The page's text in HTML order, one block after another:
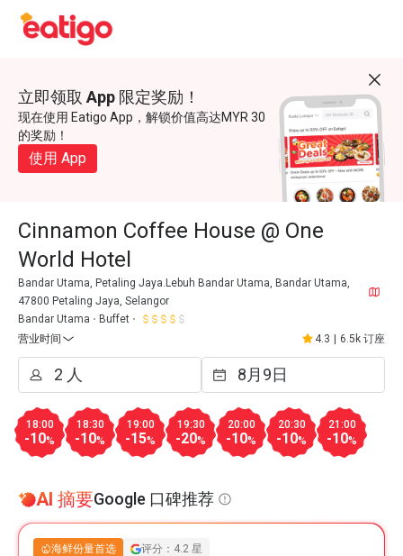
立即领取 App 限定奖励！
现在使用 Eatigo App，解锁价值高达MYR 30
的奖励！
使用 App
Cinnamon Coffee House @ One
World Hotel
Bandar Utama, Petaling Jaya.Lebuh Bandar Utama, Bandar Utama,
47800 Petaling Jaya, Selangor
Bandar Utama
Buffet
营业时间
4.3 6.5k 订座
18:00
-10%
18:30
-10%
19:00
-15%
19:30
-20%
20:00
-10%
20:30
-10%
21:00
-10%
AI 摘要Google 口碑推荐
海鲜份量首选 评分：4.2 星